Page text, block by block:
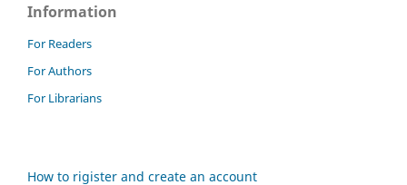
Information
For Readers
For Authors
For Librarians
How to rigister and create an account